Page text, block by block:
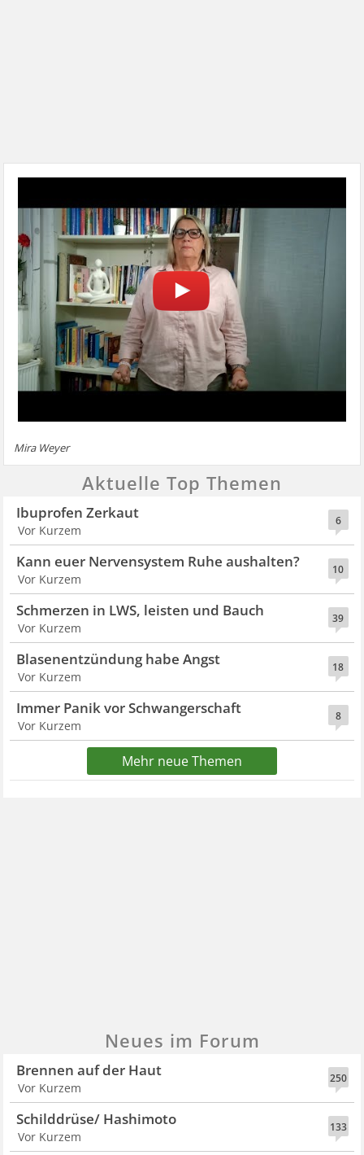
Mira Weyer
Aktuelle Top Themen
6
Ibuprofen Zerkaut
Vor Kurzem
10
Kann euer Nervensystem Ruhe aushalten?
Vor Kurzem
39
Schmerzen in LWS, leisten und Bauch
Vor Kurzem
18
Blasenentzündung habe Angst
Vor Kurzem
8
Immer Panik vor Schwangerschaft
Vor Kurzem
Mehr neue Themen
Neues im Forum
250
Brennen auf der Haut
Vor Kurzem
133
Schilddrüse/ Hashimoto
Vor Kurzem